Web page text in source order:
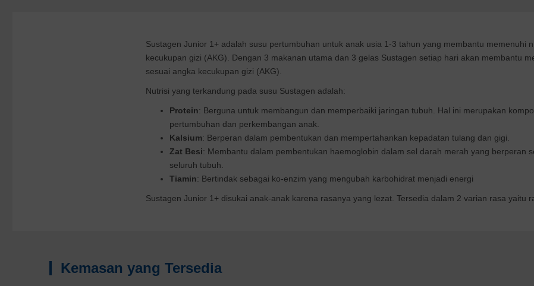
Sustagen Junior 1+ adalah susu pertumbuhan untuk anak usia 1-3 tahun yang membantu memenuhi
kecukupan gizi (AKG). Dengan 3 makanan utama dan 3 gelas Sustagen setiap hari akan membantu
sesuai angka kecukupan gizi (AKG).
Nutrisi yang terkandung pada susu Sustagen adalah:
Protein: Berguna untuk membangun dan memperbaiki jaringan tubuh. Hal ini merupakan
pertumbuhan dan perkembangan anak.
Kalsium: Berperan dalam pembentukan dan mempertahankan kepadatan tulang dan gigi.
Zat Besi: Membantu dalam pembentukan haemoglobin dalam sel darah merah yang berperan
seluruh tubuh.
Tiamin: Bertindak sebagai ko-enzim yang mengubah karbohidrat menjadi energi
Sustagen Junior 1+ disukai anak-anak karena rasanya yang lezat. Tersedia dalam 2 varian rasa yaitu
Kemasan yang Tersedia